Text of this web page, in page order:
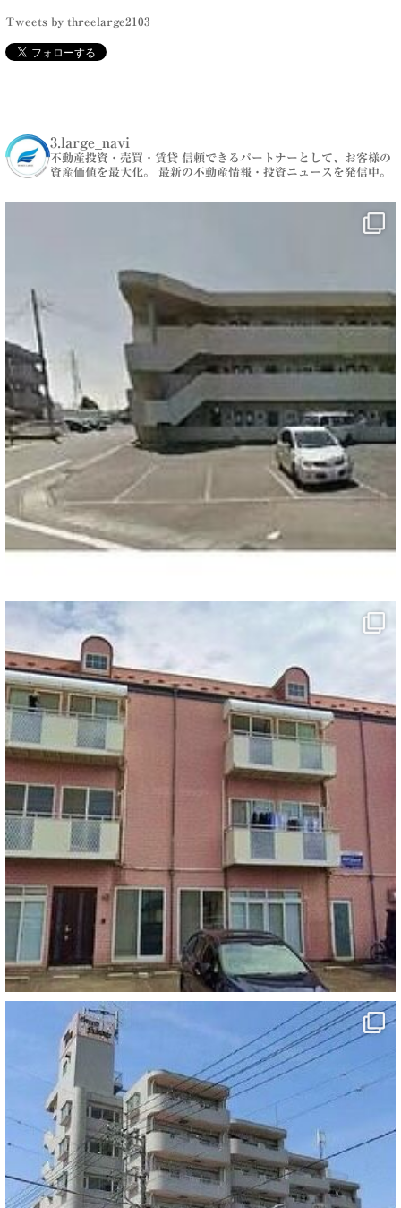
Tweets by threelarge2103
3.large_navi
不動産投資・売買・賃貸 信頼できるパートナーとして、お客様の
資産価値を最大化。
最新の不動産情報・投資ニュースを発信中。